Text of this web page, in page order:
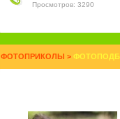
Просмотров: 3290
ФОТОПРИКОЛЫ >